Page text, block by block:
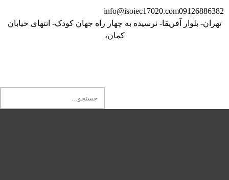
09126886382
info@isoiec17020.com
تهران- بلوار آفریقا- نرسیده به چهار راه جهان کودک- انتهای خیابان
کمان،